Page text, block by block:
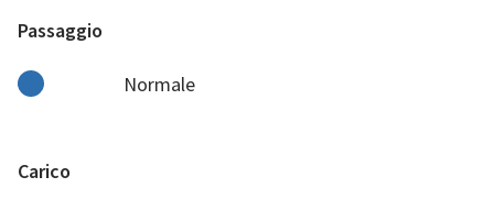
Passaggio
Normale
Carico